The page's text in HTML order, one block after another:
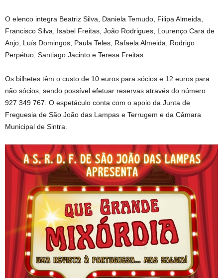
O elenco integra Beatriz Silva, Daniela Temudo, Filipa Almeida,
Francisco Silva, Isabel Freitas, João Rodrigues, Lourenço Cara de
Anjo, Luís Domingos, Paula Teles, Rafaela Almeida, Rodrigo
Perpétuo, Santiago Jacinto e Teresa Freitas.
Os bilhetes têm o custo de 10 euros para sócios e 12 euros para
não sócios, sendo possível efetuar reservas através do número
927 349 767. O espetáculo conta com o apoio da Junta de
Freguesia de São João das Lampas e Terrugem e da Câmara
Municipal de Sintra.